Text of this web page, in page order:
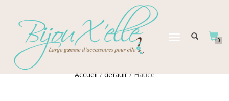
DÉPLIER
0
Accueil/default/ Hatice